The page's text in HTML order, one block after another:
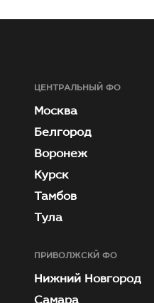
ЦЕНТРАЛЬНЫЙ ФО
Москва
Белгород
Воронеж
Курск
Тамбов
Тула
ПРИВОЛЖСКЙ ФО
Нижний Новгород